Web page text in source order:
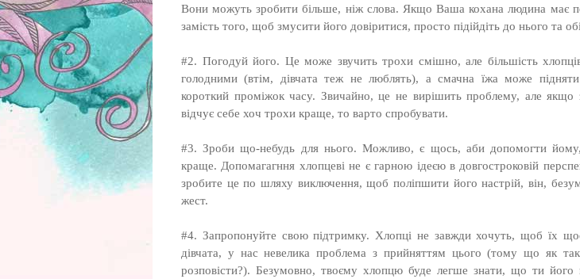
Вони можуть зробити більше, ніж слова. Якщо Ваша кохана людина має
замість того, щоб змусити його довіритися, просто підійдіть до нього та
#2. Погодуй його. Це може звучить трохи смішно, але більшість
голодними (втім, дівчата теж не люблять), а смачна їжа може
короткий проміжок часу. Звичайно, це не вирішить проблему, але якщо
відчує себе хоч трохи краще, то варто спробувати.
#3. Зроби що-небудь для нього. Можливо, є щось, аби допомогти
краще. Допомагагння хлопцеві не є гарною ідеєю в довгостроковій
зробите це по шляху виключення, щоб поліпшити його настрій, він,
жест.
#4. Запропонуйте свою підтримку. Хлопці не завжди хочуть, щоб їх
дівчата, у нас невелика проблема з прийняттям цього (тому що як
розповісти?). Безумовно, твоєму хлопцю буде легше знати, що ти